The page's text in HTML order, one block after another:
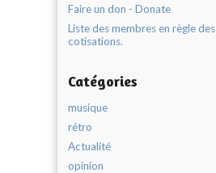
Faire un don - Donate
Liste des membres en règle des
cotisations.
Catégories
musique
rétro
Actualité
opinion